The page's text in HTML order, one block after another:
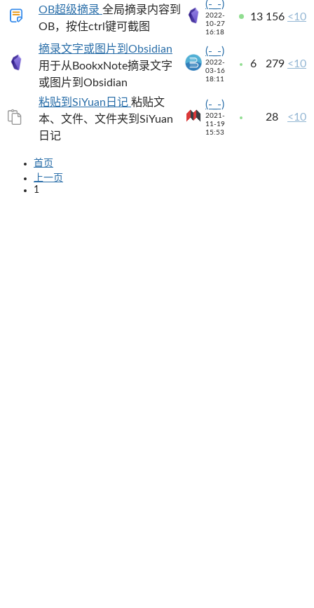
OB超级摘录 全局摘录内容到
OB，按住ctrl键可截图
(-_-)
2022-
10-27
16:18
13 156 <10
摘录文字或图片到Obsidian
用于从BookxNote摘录文字
或图片到Obsidian
(-_-)
2022-
03-16
18:11
6 279 <10
粘贴到SiYuan日记 粘贴文
本、文件、文件夹到SiYuan
日记
(-_-)
2021-
11-19
15:53
28 <10
首页
上一页
1